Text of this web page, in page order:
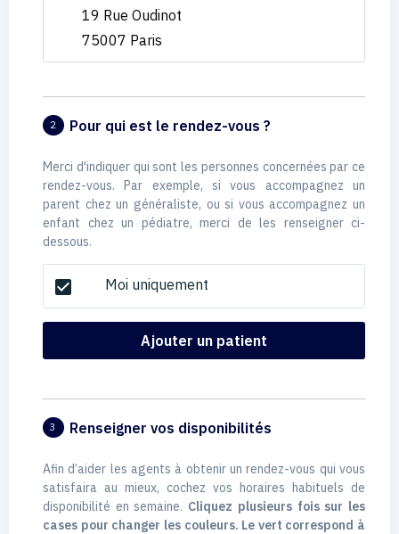
19 Rue Oudinot
75007 Paris
2 Pour qui est le rendez-vous ?
Merci d'indiquer qui sont les personnes concernées par ce
rendez-vous. Par exemple, si vous accompagnez un
parent chez un généraliste, ou si vous accompagnez un
enfant chez un pédiatre, merci de les renseigner ci-
dessous.
check_box Moi uniquement
Ajouter un patient
3 Renseigner vos disponibilités
Afin d’aider les agents à obtenir un rendez-vous qui vous
satisfaira au mieux, cochez vos horaires habituels de
disponibilité en semaine. Cliquez plusieurs fois sur les
cases pour changer les couleurs. Le vert correspond à